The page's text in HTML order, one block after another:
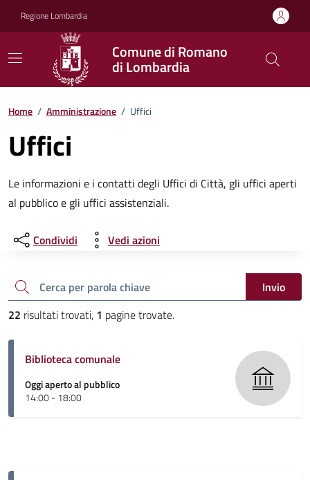
Regione Lombardia
Comune di Romano
di Lombardia
Home / Amministrazione / Uffici
Uffici
Le informazioni e i contatti degli Uffici di Città, gli uffici aperti
al pubblico e gli uffici assistenziali.
Condividi Vedi azioni
Cerca una parola chiave
Invio
22 risultati trovati, 1 pagine trovate.
Biblioteca comunale
Oggi aperto al pubblico
14:00 - 18:00